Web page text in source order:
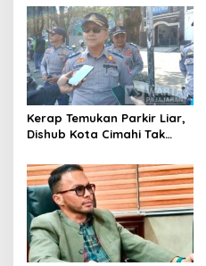
Motor Berknalpot Brong
Kerap Temukan Parkir Liar,
Dishub Kota Cimahi Tak
Pembinaan